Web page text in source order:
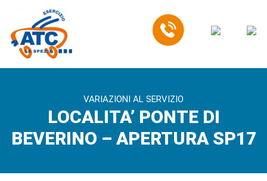
VARIAZIONI AL SERVIZIO
LOCALITA’ PONTE DI
BEVERINO – APERTURA SP17